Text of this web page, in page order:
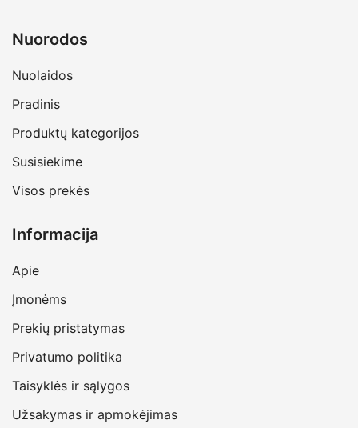
Nuorodos
Nuolaidos
Pradinis
Produktų kategorijos
Susisiekime
Visos prekės
Informacija
Apie
Įmonėms
Prekių pristatymas
Privatumo politika
Taisyklės ir sąlygos
Užsakymas ir apmokėjimas